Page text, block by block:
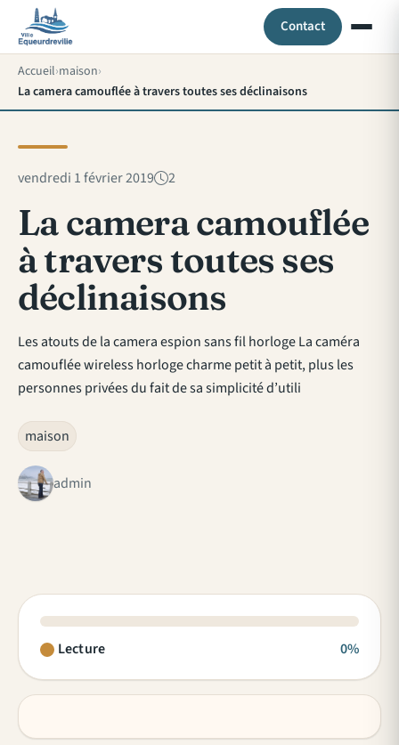
Contact
Accueil maison
La camera camouflée à travers toutes ses déclinaisons
vendredi 1 février 2019 2
La camera camouflée
à travers toutes ses
déclinaisons
Les atouts de la camera espion sans fil horloge La caméra
camouflée wireless horloge charme petit à petit, plus les
personnes privées du fait de sa simplicité d’utili
maison
admin
Lecture 0%